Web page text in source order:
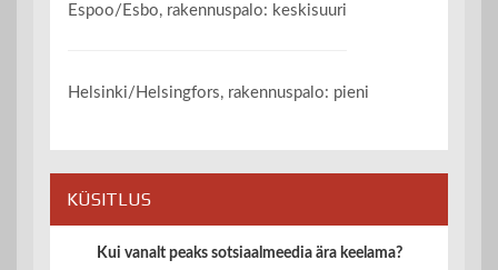
Espoo/Esbo, rakennuspalo: keskisuuri
Helsinki/Helsingfors, rakennuspalo: pieni
KÜSITLUS
Kui vanalt peaks sotsiaalmeedia ära keelama?